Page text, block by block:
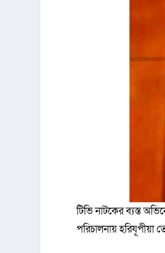
টিভি নাটকের ব্যস্ত
পরিচালনায় হরিযূপীয়া